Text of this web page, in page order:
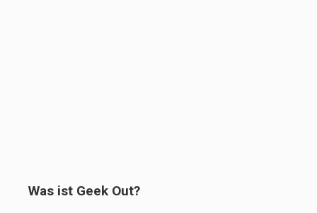
Was ist Geek Out?